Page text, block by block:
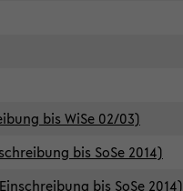
bis WiSe 02/03)
bis SoSe 2014)
bis SoSe 2014)